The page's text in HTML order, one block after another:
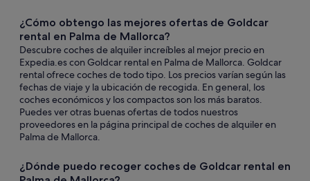
¿Cómo obtengo las mejores ofertas de Goldcar
rental en Palma de Mallorca?
Descubre coches de alquiler increíbles al mejor precio en
Expedia.es con Goldcar rental en Palma de Mallorca. Goldcar
rental ofrece coches de todo tipo. Los precios varían según las
fechas de viaje y la ubicación de recogida. En general, los
coches económicos y los compactos son los más baratos.
Puedes ver otras buenas ofertas de todos nuestros
proveedores en la página principal de coches de alquiler en
Palma de Mallorca.
¿Dónde puedo recoger coches de Goldcar rental en